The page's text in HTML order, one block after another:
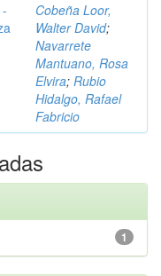
Cobeña Loor,
Walter David;
Navarrete
Mantuano, Rosa
Elvira; Rubio
Hidalgo, Rafael
Fabricio
1